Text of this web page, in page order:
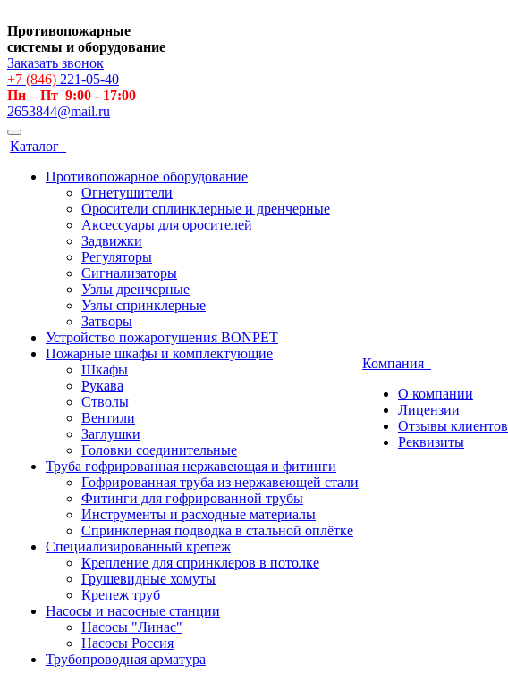
Противопожарные
системы и оборудование
Заказать звонок
+7 (846) 221-05-40
Пн – Пт 9:00 - 17:00
2653844@mail.ru
Каталог
Противопожарное оборудование
Огнетушители
Оросители сплинклерные и дренчерные
Аксессуары для оросителей
Задвижки
Регуляторы
Сигнализаторы
Узлы дренчерные
Узлы спринклерные
Затворы
Устройство пожаротушения BONPET
Пожарные шкафы и комплектующие
Шкафы
Рукава
Стволы
Вентили
Заглушки
Головки соединительные
Труба гофрированная нержавеющая и фитинги
Гофрированная труба из нержавеющей стали
Фитинги для гофрированной трубы
Инструменты и расходные материалы
Спринклерная подводка в стальной оплётке
Специализированный крепеж
Крепление для спринклеров в потолке
Грушевидные хомуты
Крепеж труб
Насосы и насосные станции
Насосы "Линас"
Насосы Россия
Трубопроводная арматура
Компания
О компании
Лицензии
Отзывы клиентов
Реквизиты